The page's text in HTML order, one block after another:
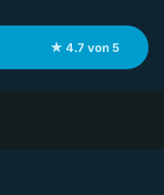
★ 4.7 von 5